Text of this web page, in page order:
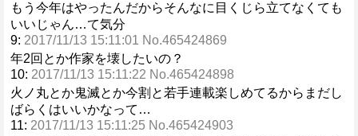
もう今年はやったんだからそんなに目くじら立てなくても
いいじゃん…て気分
9: 2017/11/13 15:11:01 No.465424869
年2回とか作家を壊したいの？
10: 2017/11/13 15:11:22 No.465424898
火ノ丸とか鬼滅とか今割と若手連載楽しめてるからまだし
ばらくはいいかなって…
11: 2017/11/13 15:11:25 No.465424903